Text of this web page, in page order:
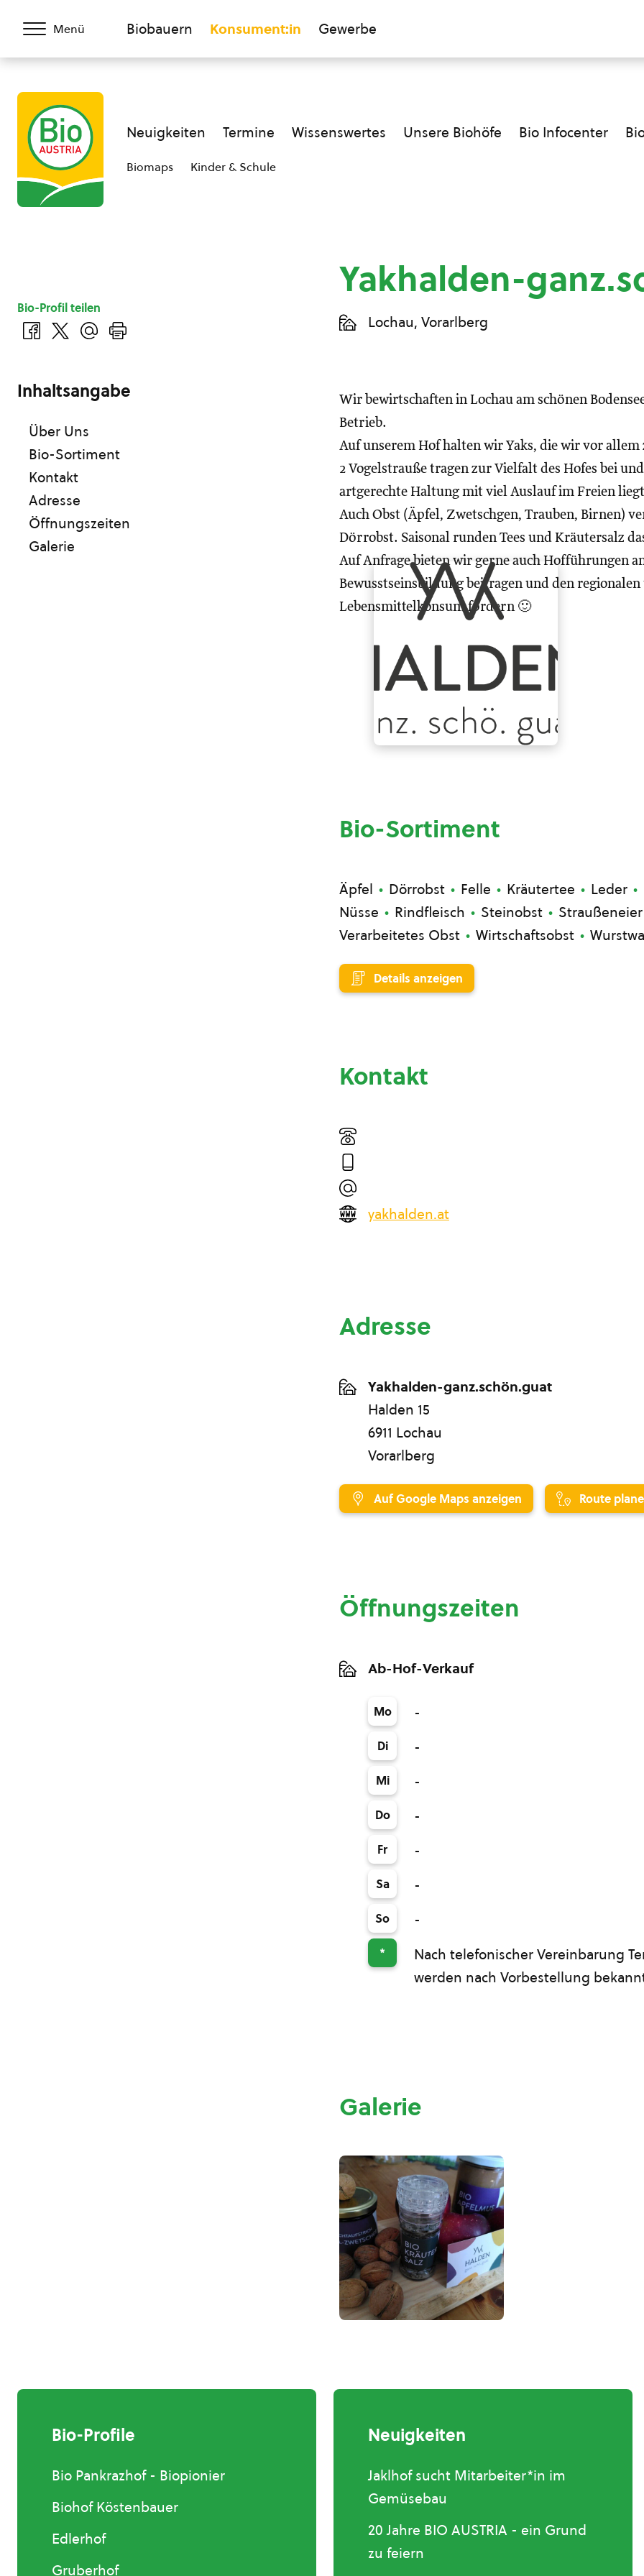
Menü Biobauern Konsument:in Gewerbe
Neuigkeiten Termine Wissenswertes Unsere Biohöfe Bio Infocenter
Biomaps Kinder & Schule
Yakhalden-
Lochau, Vorarlberg
Wir bewirtschaften in Lochau am schönen
Betrieb.
Auf unserem Hof halten wir Yaks, die wir vor
2 Vogelstrauße tragen zur Vielfalt des Hofes bei
artgerechte Haltung mit viel Auslauf im Freien
Auch Obst (Äpfel, Zwetschgen, Trauben, Birnen)
Dörrobst. Saisonal runden Tees und Kräutersalz
Auf Anfrage bieten wir gerne auch Hofführungen
Bewusstseinsbildung beitragen und den regionalen
Lebensmittelkonsum fördern 🙂
Bio-Sortiment
Äpfel Dörrobst Felle Kräutertee Leder
Nüsse
Rindfleisch Steinobst
Straußeneier
Verarbeitetes Obst
Wirtschaftsobst
Details anzeigen
Kontakt
yakhalden.at
Adresse
Yakhalden-ganz.schön.guat
Halden 15
6911 Lochau
Vorarlberg
Auf Google Maps anzeigen Route
Öffnungszeiten
Ab-Hof-Verkauf
Mo -
Di -
Mi -
Do -
Fr -
Sa -
So -
*
Nach telefonischer Vereinbarung
werden nach Vorbestellung
Galerie
Bio-Profil teilen
Inhaltsangabe
Über Uns
Bio-Sortiment
Kontakt
Adresse
Öffnungszeiten
Galerie
Bio-Profile
Bio Pankrazhof - Biopionier
Biohof Köstenbauer
Edlerhof
Gruberhof
Neuigkeiten
Jaklhof sucht Mitarbeiter*in im
Gemüsebau
20 Jahre BIO AUSTRIA - ein Grund
zu feiern